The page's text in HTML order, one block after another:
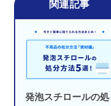
発泡スチロールの処